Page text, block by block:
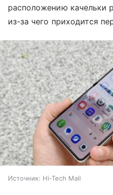
расположению качельки
из-за чего приходится
Источник: Hi-Tech Mail